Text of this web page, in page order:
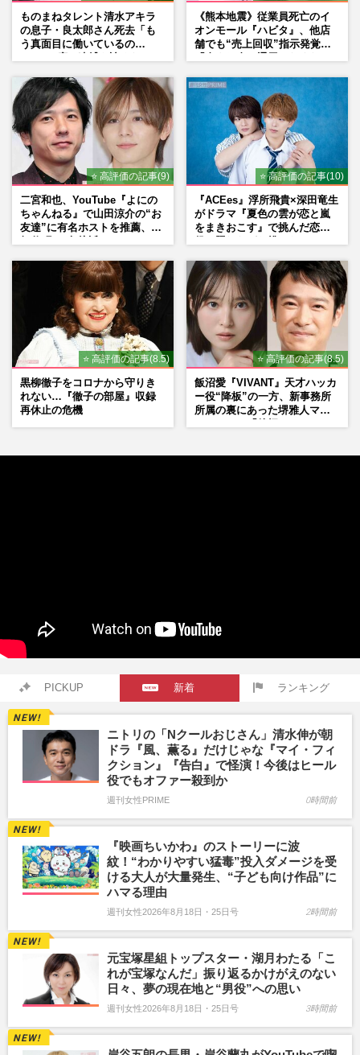
ものまねタレント清水アキラ
の息子・良太郎さん死去「も
う真面目に働いているの
《熊本地震》従業員死亡のイ
オンモール『ハビタ』、他店
舗でも“売上回収”指示発覚で
⭐ 高評価の記事(9)
二宮和也、YouTube『よにの
ちゃんねる』で山田涼介の“お
友達”に有名ホストを推薦、歌
⭐ 高評価の記事(10)
『ACEes』浮所飛貴×深田竜生
がドラマ『夏色の雲が恋と嵐
をまきおこす』で挑んだ恋人
⭐ 高評価の記事(8.5)
黒柳徹子をコロナから守りき
れない…『徹子の部屋』収録
再休止の危機
⭐ 高評価の記事(8.5)
飯沼愛『VIVANT』天才ハッカ
ー役“降板”の一方、新事務所
所属の裏にあった堺雅人マネ
PICKUP 新着 ランキング
ニトリの「Nクールおじさん」清水伸が朝
ドラ『風、薫る』だけじゃな『マイ・フィ
クション』『告白』で怪演！今後はヒール
役でもオファー殺到か
週刊女性PRIME 0時間前
『映画ちいかわ』のストーリーに波
紋！“わかりやすい猛毒”投入ダメージを受
ける大人が大量発生、“子ども向け作品”に
ハマる理由
週刊女性2026年8月18日・25日号 2時間前
元宝塚星組トップスター・湖月わたる「こ
れが宝塚なんだ」振り返るかけがえのない
日々、夢の現在地と“男役”への思い
週刊女性2026年8月18日・25日号 3時間前